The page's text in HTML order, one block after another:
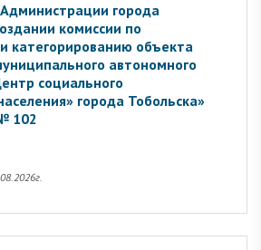
города
комиссии по
категорированию объекта
автономного
социального
города Тобольска»
102